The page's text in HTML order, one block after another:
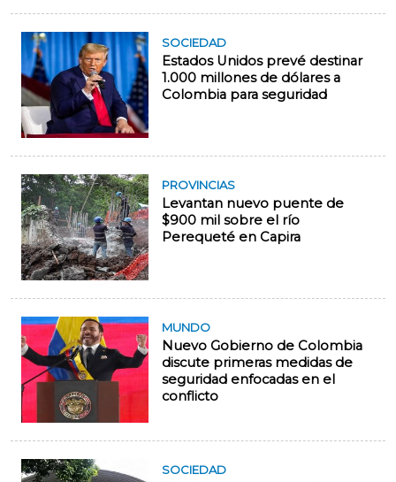
SOCIEDAD
Estados Unidos prevé destinar
1.000 millones de dólares a
Colombia para seguridad
PROVINCIAS
Levantan nuevo puente de
$900 mil sobre el río
Perequeté en Capira
MUNDO
Nuevo Gobierno de Colombia
discute primeras medidas de
seguridad enfocadas en el
conflicto
SOCIEDAD